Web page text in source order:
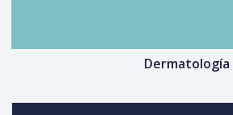
Dermatología